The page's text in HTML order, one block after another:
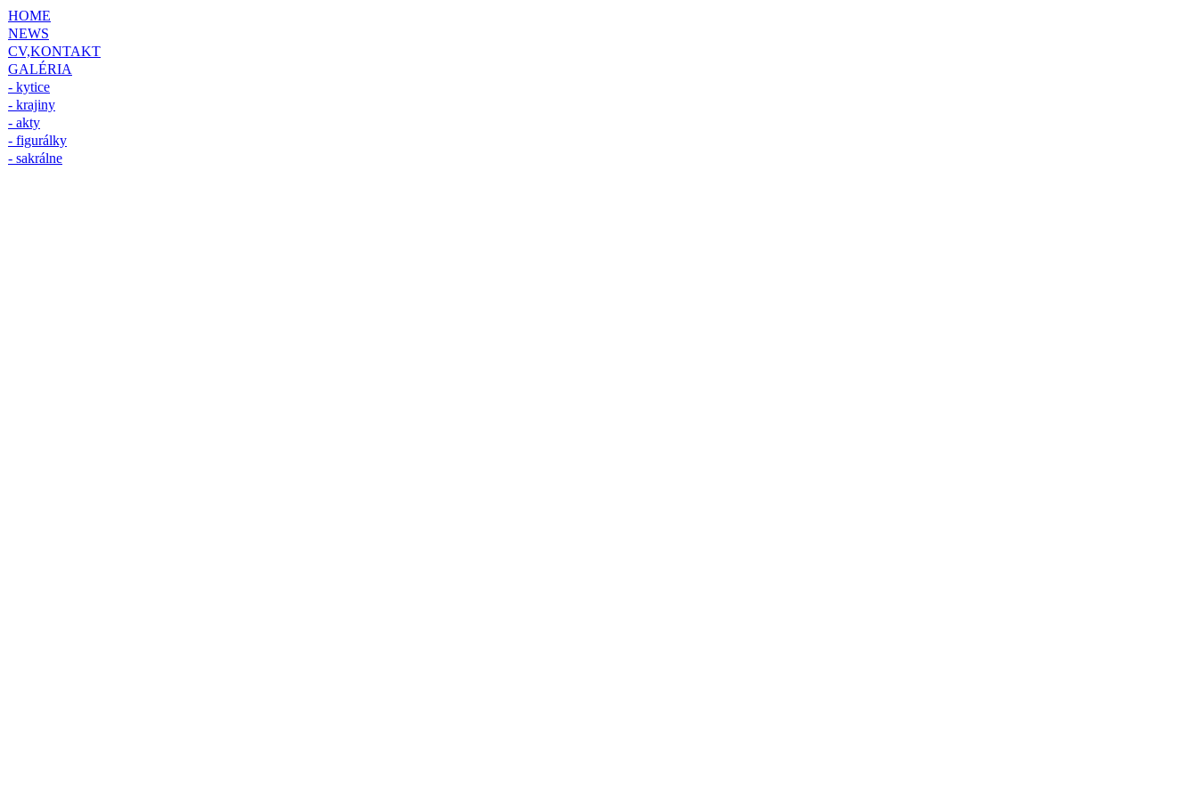
HOME
NEWS
CV,KONTAKT
GALÉRIA
- kytice
- krajiny
- akty
- figurálky
- sakrálne